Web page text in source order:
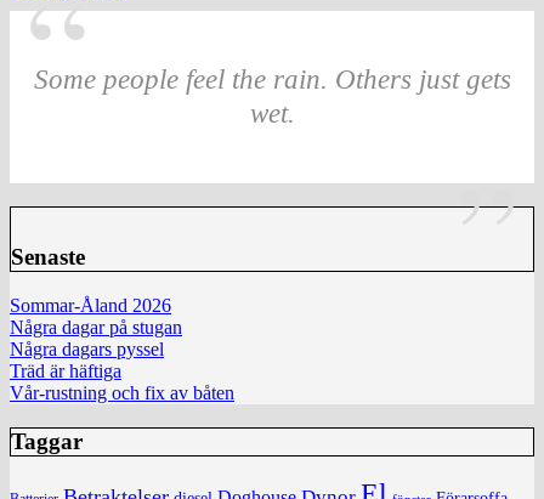
Some people feel the rain. Others just gets
wet.
Senaste
Sommar-Åland 2026
Några dagar på stugan
Några dagars pyssel
Träd är häftiga
Vår-rustning och fix av båten
Taggar